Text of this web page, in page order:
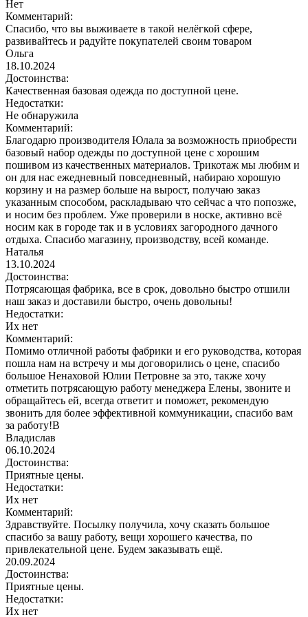
Нет
Комментарий:
Спасибо, что вы выживаете в такой нелёгкой сфере,
развивайтесь и радуйте покупателей своим товаром
Ольга
18.10.2024
Достоинства:
Качественная базовая одежда по доступной цене.
Недостатки:
Не обнаружила
Комментарий:
Благодарю производителя Юлала за возможность приобрести
базовый набор одежды по доступной цене с хорошим
пошивом из качественных материалов. Трикотаж мы любим и
он для нас ежедневный повседневный, набираю хорошую
корзину и на размер больше на вырост, получаю заказ
указанным способом, раскладываю что сейчас а что попозже,
и носим без проблем. Уже проверили в носке, активно всё
носим как в городе так и в условиях загородного дачного
отдыха. Спасибо магазину, производству, всей команде.
Наталья
13.10.2024
Достоинства:
Потрясающая фабрика, все в срок, довольно быстро отшили
наш заказ и доставили быстро, очень довольны!
Недостатки:
Их нет
Комментарий:
Помимо отличной работы фабрики и его руководства, которая
пошла нам на встречу и мы договорились о цене, спасибо
большое Ненаховой Юлии Петровне за это, также хочу
отметить потрясающую работу менеджера Елены, звоните и
обращайтесь ей, всегда ответит и поможет, рекомендую
звонить для более эффективной коммуникации, спасибо вам
за работу!В
Владислав
06.10.2024
Достоинства:
Приятные цены.
Недостатки:
Их нет
Комментарий:
Здравствуйте. Посылку получила, хочу сказать большое
спасибо за вашу работу, вещи хорошего качества, по
привлекательной цене. Будем заказывать ещё.
20.09.2024
Достоинства:
Приятные цены.
Недостатки:
Их нет